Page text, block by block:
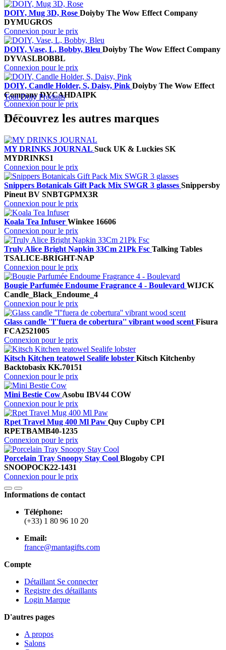
DOIY, Mug 3D, Rose Doiyby The Wow Effect Company
DYMUGROS
Connexion pour le prix
DOIY, Vase, L, Bobby, Bleu Doiyby The Wow Effect Company
DYVASLBOBBL
Connexion pour le prix
DOIY, Candle Holder, S, Daisy, Pink Doiyby The Wow Effect
Company DYCAHDAIPK
Connexion pour le prix
Tout Doiy Produits
Découvrez les autres marques
MY DRINKS JOURNAL Suck UK & Luckies SK
MYDRINKS1
Connexion pour le prix
Snippers Botanicals Gift Pack Mix SWGR 3 glasses Snippersby
Pineut BV SNBTGPMX3R
Connexion pour le prix
Koala Tea Infuser Winkee 16606
Connexion pour le prix
Truly Alice Bright Napkin 33Cm 21Pk Fsc Talking Tables
TSALICE-BRIGHT-NAP
Connexion pour le prix
Bougie Parfumée Endoume Fragrance 4 - Boulevard WIJCK
Candle_Black_Endoume_4
Connexion pour le prix
Glass candle ''l''fuera de cobertura'' vibrant wood scent Fisura
FCA2521005
Connexion pour le prix
Kitsch Kitchen teatowel Sealife lobster Kitsch Kitchenby
Backtobasix KK.70151
Connexion pour le prix
Mini Bestie Cow Asobu IBV44 COW
Connexion pour le prix
Rpet Travel Mug 400 Ml Paw Quy Cupby CPI
RPETBAMB40-1235
Connexion pour le prix
Porcelain Tray Snoopy Stay Cool Blogoby CPI
SNOOPOCK22-1431
Connexion pour le prix
Informations de contact
Téléphone:
(+33) 1 80 96 10 20
Email:
france@mantagifts.com
Compte
Détaillant Se connecter
Registre des détaillants
Login Marque
D'autres pages
A propos
Salons